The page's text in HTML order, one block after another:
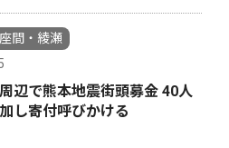
間・綾瀬
辺で熊本地震街頭募金 40人
し寄付呼びかける